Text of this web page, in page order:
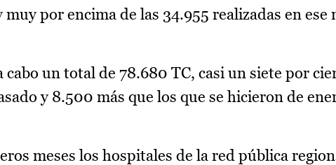
por encima de las 34.955 realizadas en ese
un total de 78.680 TC, casi un siete por
y 8.500 más que los que se hicieron de
meses los hospitales de la red pública